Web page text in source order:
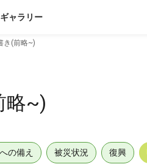
ギャラリー
き(前略~)
略~)
の備え 被災状況 復興